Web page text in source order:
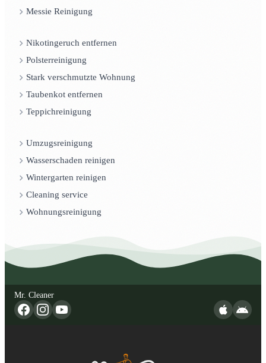
Messie Reinigung
Nikotingeruch entfernen
Polsterreinigung
Stark verschmutzte Wohnung
Taubenkot entfernen
Teppichreinigung
Umzugsreinigung
Wasserschaden reinigen
Wintergarten reinigen
Cleaning service
Wohnungsreinigung
Mr. Cleaner